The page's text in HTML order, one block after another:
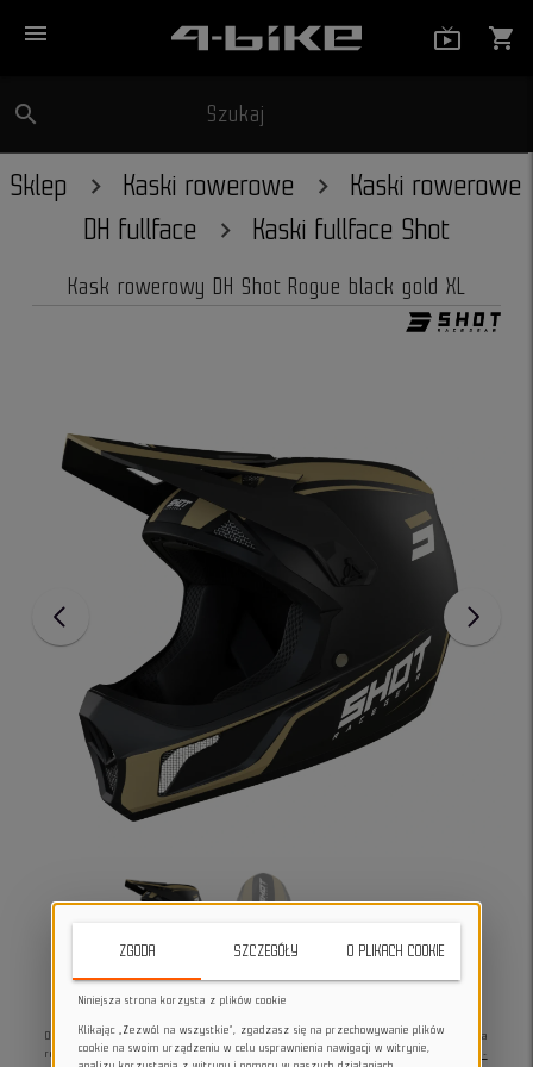
menu shopping_cart
search Szukaj
Sklep Kaski rowerowe
Kaski rowerowe
DH fullface
Kaski fullface Shot
Kask rowerowy DH Shot Rogue black gold XL
Oto Kask rowerowy DH Rogue marki Shot- niezawodny towarzysz podczas jazdy na
rowerze! Maksymalne bezpieczeństwo i wygoda.Kolor czarny i złoty, rozmiar XL -
ZGODA SZCZEGÓŁY O PLIKACH COOKIE
Niniejsza strona korzysta z plików cookie
Klikając „Zezwól na wszystkie”, zgadzasz się na przechowywanie plików
cookie na swoim urządzeniu w celu usprawnienia nawigacji w witrynie,